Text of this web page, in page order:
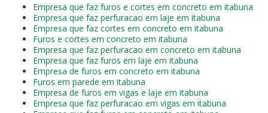
Empresa que faz furos e cortes em concreto em itabuna
Empresa que faz perfuracao em laje em itabuna
Empresa que faz cortes em concreto em itabuna
Furos e cortes em concreto em itabuna
Empresa que faz perfuracao em concreto em itabuna
Empresa que faz furos em laje em itabuna
Empresa de furos em concreto em itabuna
Furos em parede em itabuna
Empresa de furos em vigas e laje em itabuna
Empresa que faz perfuracao em vigas em itabuna